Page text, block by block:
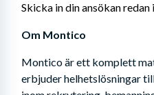
Skicka in din ansökan
Om Montico
Montico är ett komplett
erbjuder helhetslösningar